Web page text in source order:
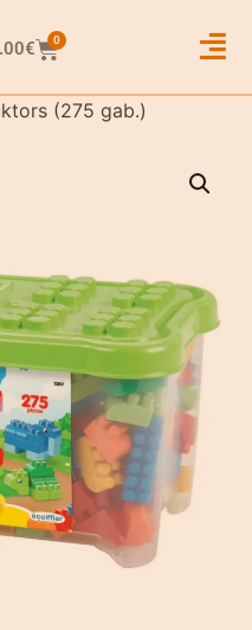
€ 0
(275 gab.)